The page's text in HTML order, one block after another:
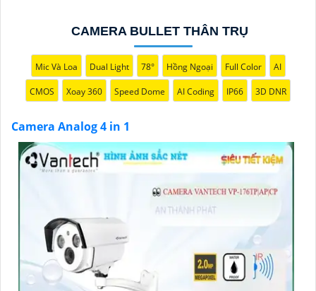
CAMERA BULLET THÂN TRỤ
Mic Và Loa Dual Light 78° Hồng Ngoại Full Color AI
CMOS Xoay 360 Speed Dome AI Coding IP66 3D DNR
Camera Analog 4 in 1